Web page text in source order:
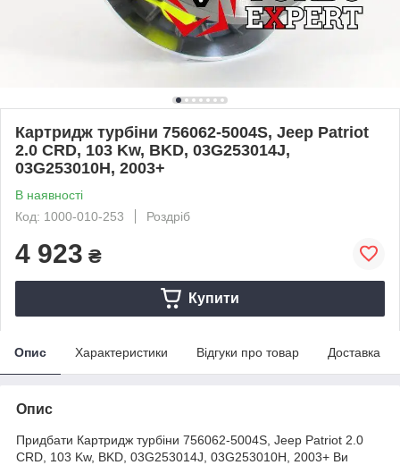
Картридж турбіни 756062-5004S, Jeep Patriot
2.0 CRD, 103 Kw, BKD, 03G253014J,
03G253010H, 2003+
В наявності
Код: 1000-010-253
Роздріб
4 923 ₴
Купити
Опис Характеристики Відгуки про товар Доставка
Опис
Придбати Картридж турбіни 756062-5004S, Jeep Patriot 2.0
CRD, 103 Kw, BKD, 03G253014J, 03G253010H, 2003+ Ви